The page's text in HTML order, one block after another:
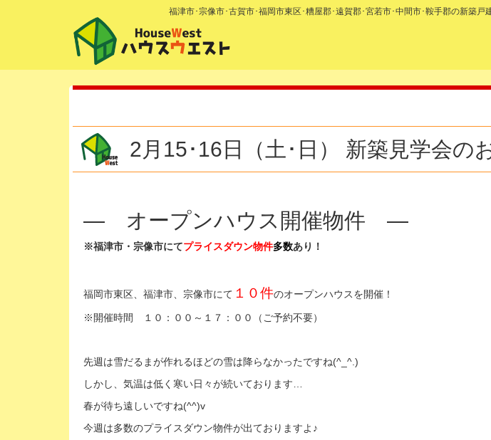
福津市･宗像市･古賀市･福岡市東区･糟屋郡･遠賀郡･宮若市･中間市･鞍手郡の新築
2月15･16日（土･日） 新築見学会の
— オープンハウス開催物件 —
※福津市・宗像市にてプライスダウン物件多数あり！
福岡市東区、福津市、宗像市にて １０件のオープンハウスを開催！
※開催時間 １０：００～１７：００（ご予約不要）
先週は雪だるまが作れるほどの雪は降らなかったですね(^_^.)
しかし、気温は低く寒い日々が続いております…
春が待ち遠しいですね(^^)v
今週は多数のプライスダウン物件が出ておりますよ♪